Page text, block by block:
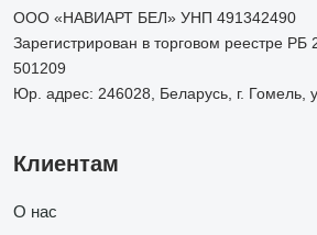
ООО «НАВИАРТ БЕЛ» УНП 491342490
Зарегистрирован в торговом реестре
501209
Юр. адрес: 246028, Беларусь, г. Гомель,
Клиентам
О нас